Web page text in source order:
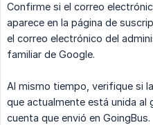
Confirme si el correo
aparece en la página de
el correo electrónico del
familiar de Google.
Al mismo tiempo, verifique si
que actualmente está unida al
cuenta que envió en GoingBus.